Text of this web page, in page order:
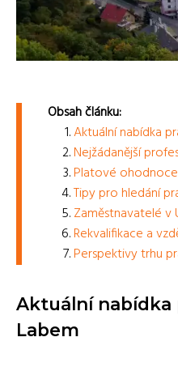
Obsah článku:
Aktuální nabídka
Nejžádanější
Platové
Tipy pro hledání
Zaměstnavatelé v
Rekvalifikace a
Perspektivy trhu
Aktuální nabídka
Labem